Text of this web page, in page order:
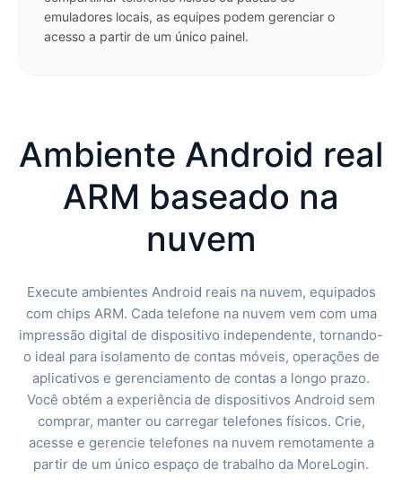
emuladores locais, as equipes podem gerenciar o
acesso a partir de um único painel.
Ambiente Android real
ARM baseado na
nuvem
Execute ambientes Android reais na nuvem, equipados
com chips ARM. Cada telefone na nuvem vem com uma
impressão digital de dispositivo independente, tornando-
o ideal para isolamento de contas móveis, operações de
aplicativos e gerenciamento de contas a longo prazo.
Você obtém a experiência de dispositivos Android sem
comprar, manter ou carregar telefones físicos. Crie,
acesse e gerencie telefones na nuvem remotamente a
partir de um único espaço de trabalho da MoreLogin.